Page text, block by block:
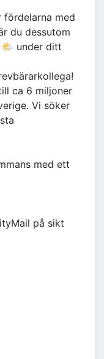
fördelarna med
du dessutom
🌤 under ditt
ca 6 miljoner
Vi söker
med ett
på sikt